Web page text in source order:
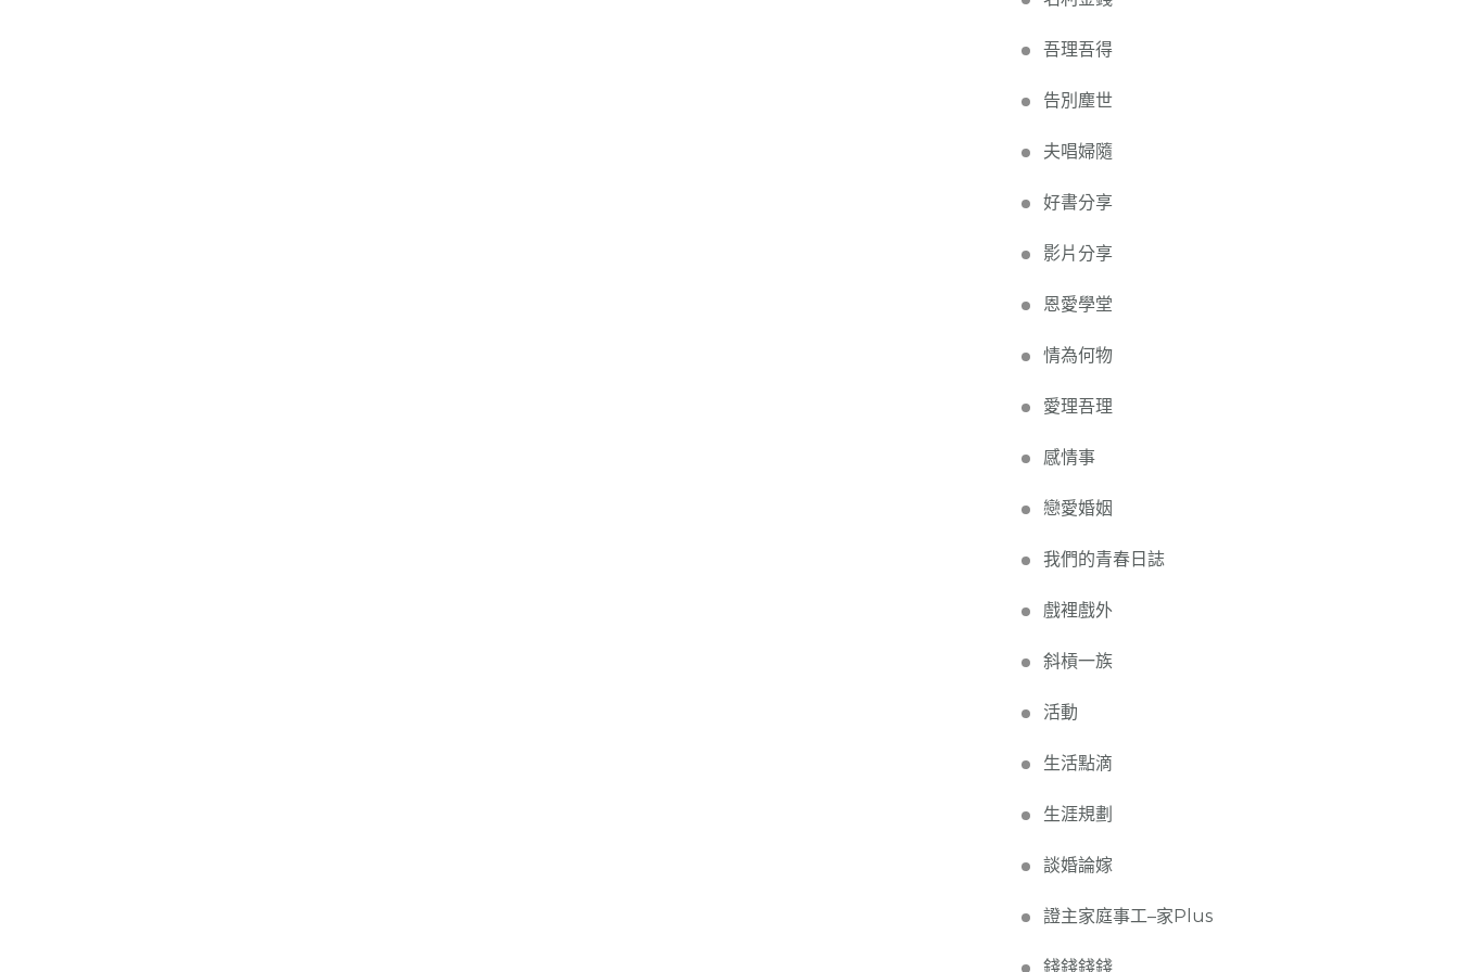
吾理吾得
告別塵世
夫唱婦隨
好書分享
影片分享
恩愛學堂
情為何物
愛理吾理
感情事
戀愛婚姻
我們的青春日誌
戲裡戲外
斜槓一族
活動
生活點滴
生涯規劃
談婚論嫁
證主家庭事工–家Plus
錢錢錢錢